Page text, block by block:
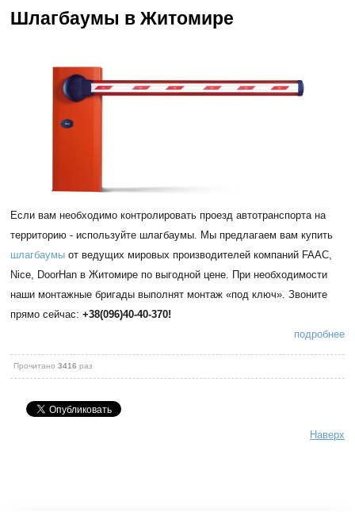
Шлагбаумы в Житомире
Если вам необходимо контролировать проезд автотранспорта на
территорию - используйте шлагбаумы. Мы предлагаем вам купить
шлагбаумы от ведущих мировых производителей компаний FAAC,
Nice, DoorHan в Житомире по выгодной цене. При необходимости
наши монтажные бригады выполнят монтаж «под ключ». Звоните
прямо сейчас: +38(096)40-40-370!
подробнее
Прочитано 3416 раз
Наверх